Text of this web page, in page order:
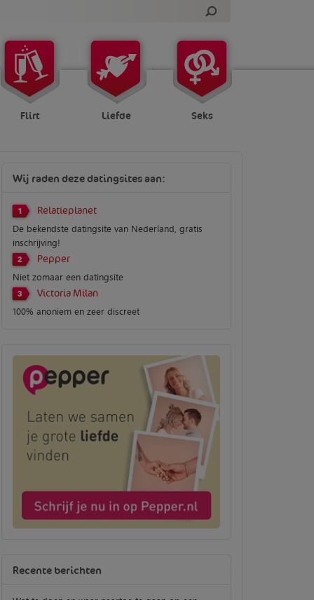
Flirt Liefde Seks
Wij raden deze datingsites aan:
1 Relatieplanet
De bekendste datingsite van Nederland, gratis
inschrijving!
2 Pepper
Niet zomaar een datingsite
3 Victoria Milan
100% anoniem en zeer discreet
Recente berichten